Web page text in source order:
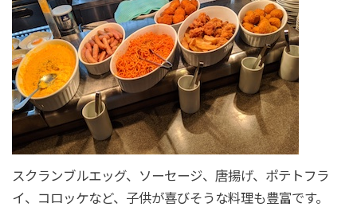
スクランブルエッグ、ソーセージ、唐揚げ、ポテトフラ
イ、コロッケなど、子供が喜びそうな料理も豊富です。